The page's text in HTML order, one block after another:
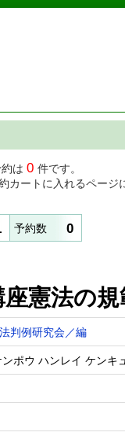
約システム
は 0 件です。
カートに入れるページ
予約数 0
座憲法の
判例研究会／編
ンポウ ハンレイ ケンキ